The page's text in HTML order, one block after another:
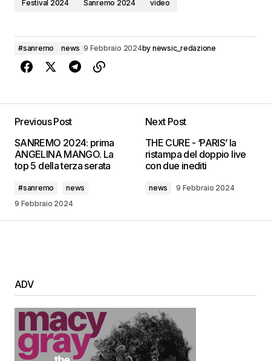
Festival 2024 Sanremo 2024 video
#sanremo news 9 Febbraio 2024by newsic_redazione
Previous Post
SANREMO 2024: prima
ANGELINA MANGO. La
top 5 della terza serata
#sanremo
news
9 Febbraio 2024
Next Post
THE CURE - ‘PARIS’ la
ristampa del doppio live
con due inediti
news 9 Febbraio 2024
ADV